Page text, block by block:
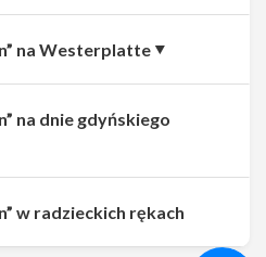
Udostępnij
na Westerplatte
na dnie gdyńskiego
w radzieckich rękach